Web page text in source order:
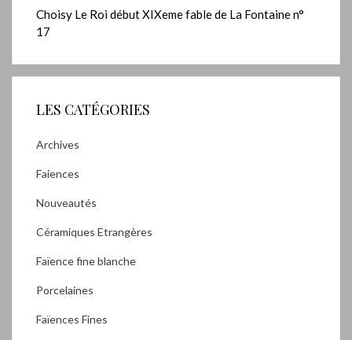
Choisy Le Roi début XIXeme fable de La Fontaine n°
17
LES CATÉGORIES
Archives
Faiences
Nouveautés
Céramiques Etrangères
Faïence fine blanche
Porcelaines
Faïences Fines